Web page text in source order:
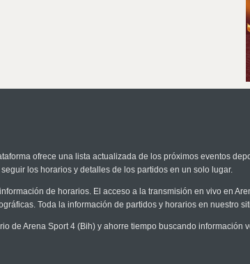
ofrece una lista actualizada de los próximos eventos
los horarios y detalles de los partidos en un solo lugar.
de horarios. El acceso a la transmisión en vivo en
Toda la información de partidos y horarios en nuestro
de Arena Sport 4 (Bih) y ahorre tiempo buscando información